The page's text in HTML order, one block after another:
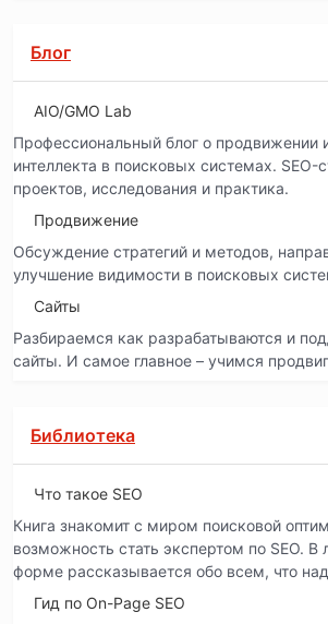
Блог
AIO/GMO Lab
Профессиональный блог о продвижении
интеллекта в поисковых системах. SEO-
проектов, исследования и практика.
Продвижение
Обсуждение стратегий и методов,
улучшение видимости в поисковых
Сайты
Разбираемся как разрабатываются и
сайты. И самое главное – учимся
Библиотека
Что такое SEO
Книга знакомит с миром поисковой
возможность стать экспертом по SEO. В
форме рассказывается обо всем, что
Гид по On-Page SEO